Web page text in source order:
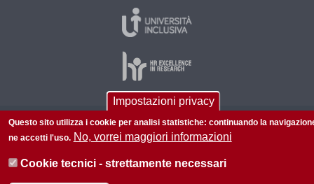
© 2026 Università di Padova - Tutti i diritti riservati
P.I. 00742430283 C.F. 80006480281
Informazioni su questo sito Accessibilità | Privacy policy
Impostazioni privacy
Questo sito utilizza i cookie per analisi statistiche: continuando la
ne accetti l'uso. No, vorrei maggiori informazioni
Cookie tecnici - strettamente necessari